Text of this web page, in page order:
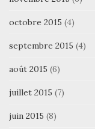
octobre 2015 (4)
septembre 2015 (4)
août 2015 (6)
juillet 2015 (7)
juin 2015 (8)